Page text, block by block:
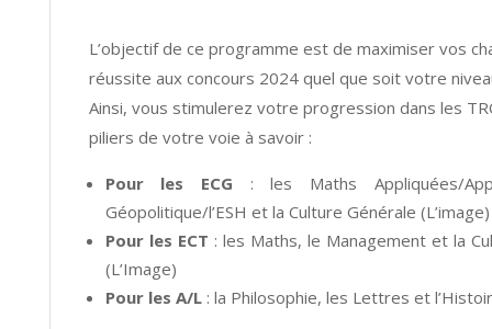
L’objectif de ce programme est de maximiser vos
réussite aux concours 2024 quel que soit votre
Ainsi, vous stimulerez votre progression dans les
piliers de votre voie à savoir :
Pour les ECG : les Maths Appliquées/
Géopolitique/l’ESH et la Culture Générale (L’image)
Pour les ECT : les Maths, le Management et la
(L’Image)
Pour les A/L : la Philosophie, les Lettres et